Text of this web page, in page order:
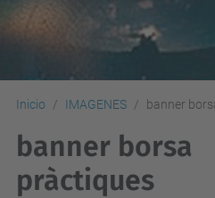
Inicio IMAGENES banner
banner borsa
pràctiques